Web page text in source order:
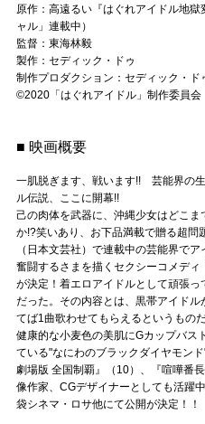
原作：高遠るい『はぐれアイドル地
ャル」連載中）
監督：東海林毅
製作：セディック・ドゥ
制作プロダクション：セディック・ド
©2020「はぐれアイドル」制作委員会
■ 映画概要
一肌脱ぎます、戦います!! 芸能界の
ル伝説、ここに開幕!!
己の肉体を武器に、沖縄少女はどこ
か!?笑いあり、お下品満載で贈る超問
（日本文芸社）で連載中の芸能界で
奮闘するさまを描くセクシーコメデ
が決定！着エロアイドルとして頑張
だった。その内容とは、黒帯アイド
てば1曲歌わせてもらえるというもの
健康的な小麦色の美肌にGカップバス
ている"なにわのブラックダイヤモン
劇場版 全国制覇』（10）、『喧嘩番
像作家、CGデザイナーとしても活躍
袋シネマ・ロサ他にて公開が決定！！